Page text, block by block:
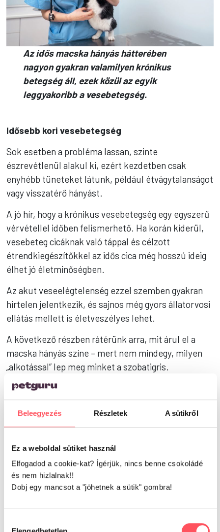
Beleegyezés Részletek A sütikről
Ez a weboldal sütiket használ
Elfogadod a cookie-kat? Ígérjük, nincs benne csokoládé
és nem hizlalnak!!
Dobj egy mancsot a "jöhetnek a sütik" gombra!
Az idős macska hányás hátterében
nagyon gyakran valamilyen krónikus
betegség áll, ezek közül az egyik
leggyakoribb a vesebetegség.
Idősebb kori vesebetegség
Sok esetben a probléma lassan, szinte
észrevétlenül alakul ki, ezért kezdetben csak
enyhébb tüneteket látunk, például étvágytalanságot
vagy visszatérő hányást.
A jó hír, hogy a krónikus vesebetegség egy egyszerű
vérvétellel időben felismerhető. Ha korán kiderül,
vesebeteg cicáknak való táppal és célzott
étrendkiegészítőkkel az idős cica még hosszú ideig
élhet jó életminőségben.
Az akut veseelégtelenség ezzel szemben gyakran
hirtelen jelentkezik, és sajnos még gyors állatorvosi
ellátás mellett is életveszélyes lehet.
A következő részben rátérünk arra, mit árul el a
macska hányás színe – mert nem mindegy, milyen
„alkotással” lep meg minket a szobatigris.